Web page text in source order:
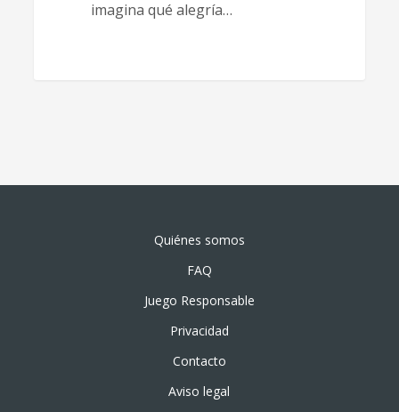
imagina qué alegría…
Quiénes somos
FAQ
Juego Responsable
Privacidad
Contacto
Aviso legal